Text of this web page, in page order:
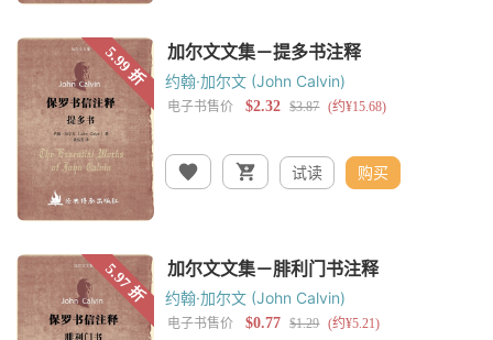
约翰·加尔文 (John Calvin)
试读 购买
约翰·加尔文 (John Calvin)